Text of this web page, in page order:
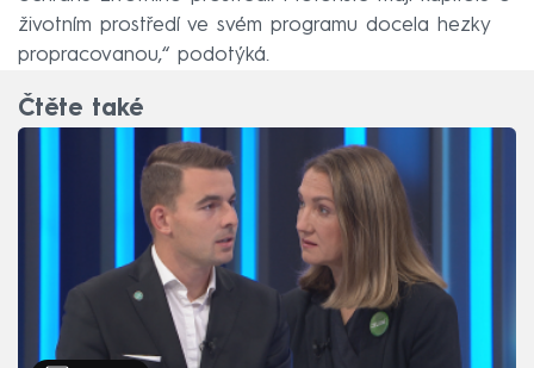
životním prostředí ve svém programu docela hezky
propracovanou,“ podotýká.
Čtěte také